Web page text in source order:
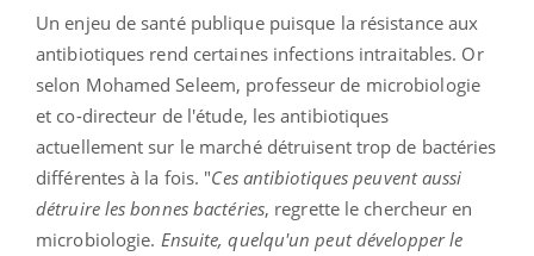
Un enjeu de santé publique puisque la résistance aux
antibiotiques rend certaines infections intraitables. Or
selon Mohamed Seleem, professeur de microbiologie
et co-directeur de l'étude, les antibiotiques
actuellement sur le marché détruisent trop de bactéries
différentes à la fois. "Ces antibiotiques peuvent aussi
détruire les bonnes bactéries, regrette le chercheur en
microbiologie. Ensuite, quelqu'un peut développer le